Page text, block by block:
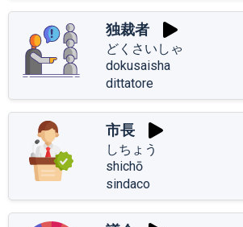
独裁者
どくさいしゃ
dokusaisha
dittatore
市長
しちょう
shichō
sindaco